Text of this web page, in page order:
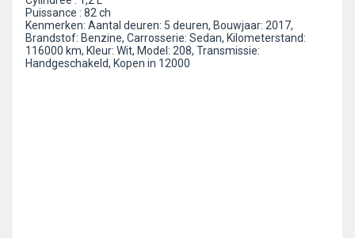
Puissance : 82 ch
Kenmerken: Aantal deuren: 5 deuren, Bouwjaar: 2017,
Brandstof: Benzine, Carrosserie: Sedan, Kilometerstand:
116000 km, Kleur: Wit, Model: 208, Transmissie:
Handgeschakeld, Kopen in 12000